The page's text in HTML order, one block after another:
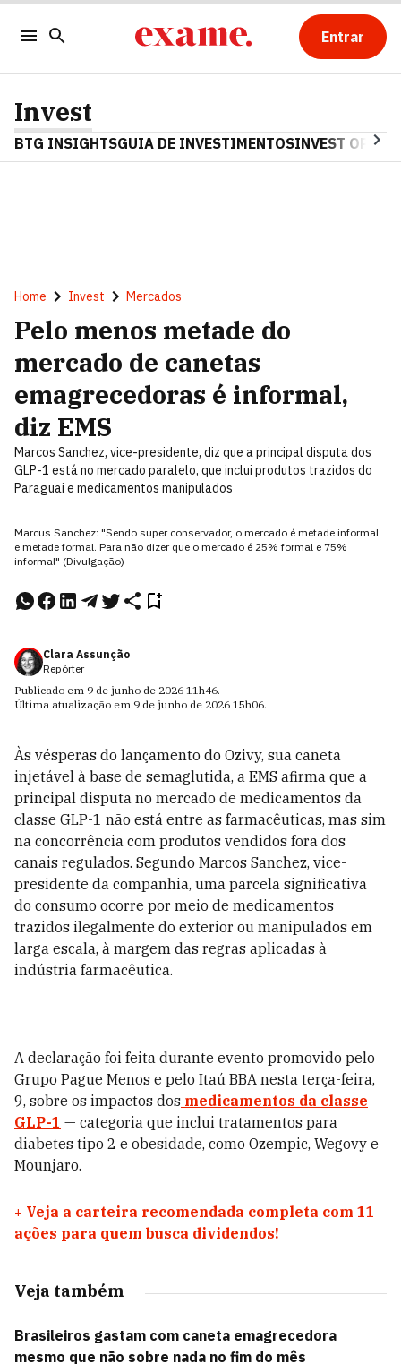
Entrar
Invest
BTG INSIGHTSGUIA DE INVESTIMENTOSINVEST OPINA
Home Invest Mercados
Pelo menos metade do
mercado de canetas
emagrecedoras é informal,
diz EMS
Marcos Sanchez, vice-presidente, diz que a principal disputa dos
GLP-1 está no mercado paralelo, que inclui produtos trazidos do
Paraguai e medicamentos manipulados
Marcus Sanchez: "Sendo super conservador, o mercado é metade informal
e metade formal. Para não dizer que o mercado é 25% formal e 75%
informal" (Divulgação)
Clara Assunção
Repórter
Publicado em 9 de junho de 2026 11h46.
Última atualização em 9 de junho de 2026 15h06.
Às vésperas do lançamento do Ozivy, sua caneta
injetável à base de semaglutida, a EMS afirma que a
principal disputa no mercado de medicamentos da
classe GLP-1 não está entre as farmacêuticas, mas sim
na concorrência com produtos vendidos fora dos
canais regulados. Segundo Marcos Sanchez, vice-
presidente da companhia, uma parcela significativa
do consumo ocorre por meio de medicamentos
trazidos ilegalmente do exterior ou manipulados em
larga escala, à margem das regras aplicadas à
indústria farmacêutica.
A declaração foi feita durante evento promovido pelo
Grupo Pague Menos e pelo Itaú BBA nesta terça-feira,
9, sobre os impactos dos medicamentos da classe
GLP-1 — categoria que inclui tratamentos para
diabetes tipo 2 e obesidade, como Ozempic, Wegovy e
Mounjaro.
+ Veja a carteira recomendada completa com 11
ações para quem busca dividendos!
Veja também
Brasileiros gastam com caneta emagrecedora
mesmo que não sobre nada no fim do mês